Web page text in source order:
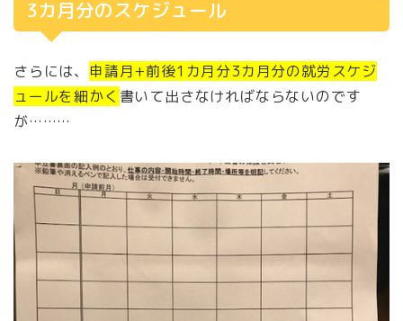
3カ月分のスケジュール
さらには、 申請月+前後1カ月分3カ月分の就労スケジ
ュールを細かく 書いて出さなければならないのです
が………